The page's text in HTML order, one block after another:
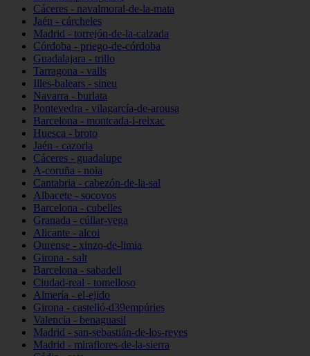
Cáceres - navalmoral-de-la-mata
Jaén - cárcheles
Madrid - torrejón-de-la-calzada
Córdoba - priego-de-córdoba
Guadalajara - trillo
Tarragona - valls
Illes-balears - sineu
Navarra - burlata
Pontevedra - vilagarcía-de-arousa
Barcelona - montcada-i-reixac
Huesca - broto
Jaén - cazorla
Cáceres - guadalupe
A-coruña - noia
Cantabria - cabezón-de-la-sal
Albacete - socovos
Barcelona - cubelles
Granada - cúllar-vega
Alicante - alcoi
Ourense - xinzo-de-limia
Girona - salt
Barcelona - sabadell
Ciudad-real - tomelloso
Almería - el-ejido
Girona - castelló-d39empúries
Valencia - benaguasil
Madrid - san-sebastián-de-los-reyes
Madrid - miraflores-de-la-sierra